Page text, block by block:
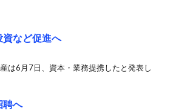
資など促進へ
は6月7日、資本・業務提携したと発表し
聘へ